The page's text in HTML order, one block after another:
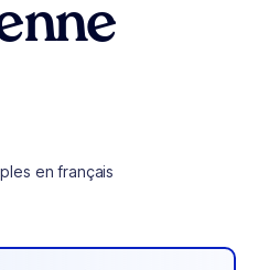
en français